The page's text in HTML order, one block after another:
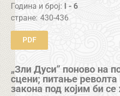
Година и број: I - 6
стране: 430-436
PDF
„Зли Дуси” поново на
сцени; питање
закона под којим би